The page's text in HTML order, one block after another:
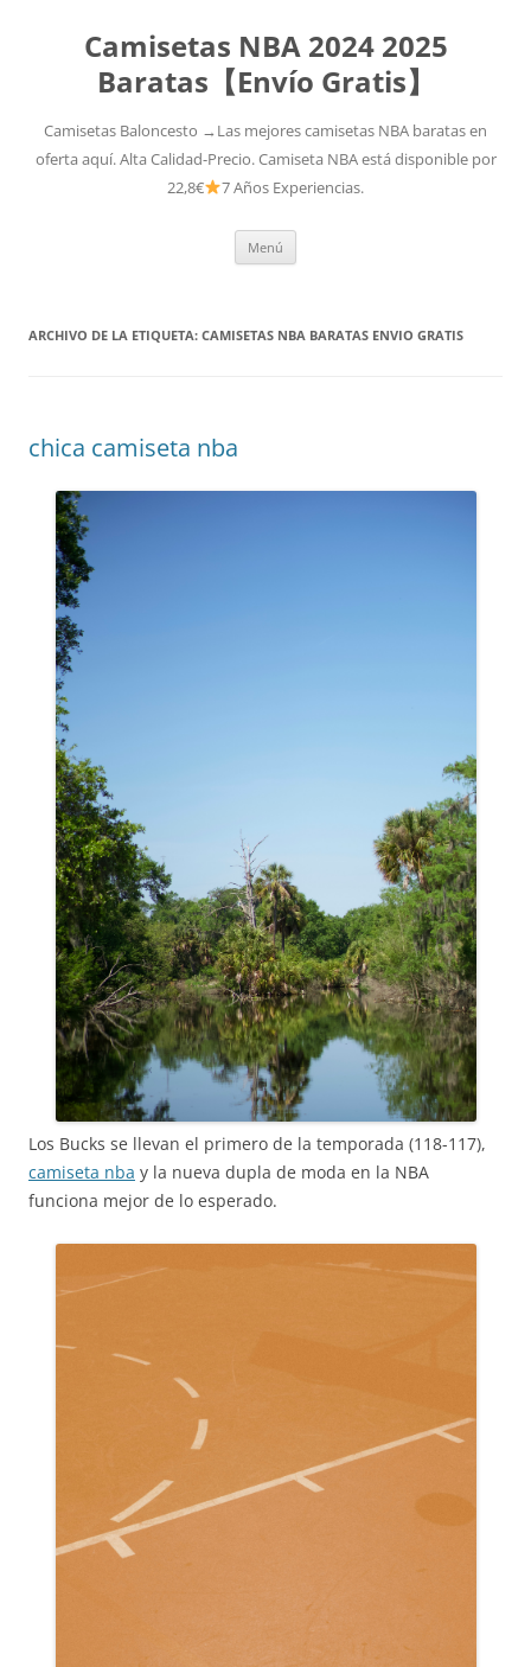
Camisetas NBA 2024 2025
Baratas【Envío Gratis】
Camisetas Baloncesto →Las mejores camisetas NBA baratas en
oferta aquí. Alta Calidad-Precio. Camiseta NBA está disponible por
22,8€
7 Años Experiencias.
Menú
ARCHIVO DE LA ETIQUETA: CAMISETAS NBA BARATAS ENVIO GRATIS
chica camiseta nba
Los Bucks se llevan el primero de la temporada (118-117),
camiseta nba y la nueva dupla de moda en la NBA
funciona mejor de lo esperado.